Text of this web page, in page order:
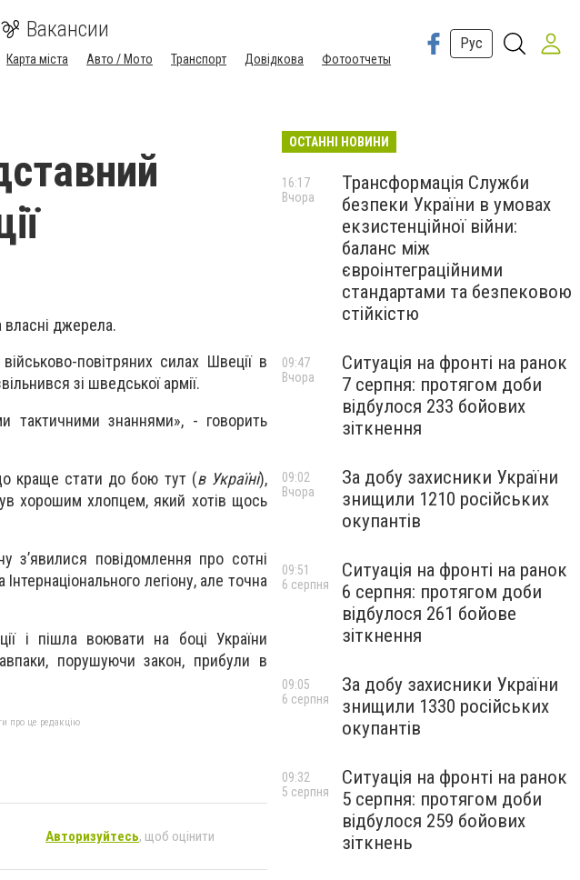
Вакансии
Карта міста Авто / Мото Транспорт Довідкова Фотоотчеты
Рус
джерела.
повітряних силах Швеції в
зі шведської армії.
тактичними знаннями», - говорить
краще стати до бою тут (в Україні),
хорошим хлопцем, який хотів щось
з’явилися повідомлення про сотні
легіону, але точна
і пішла воювати на боці України
порушуючи закон, прибули в
про це редакцію
Авторизуйтесь, щоб оцінити
ОСТАННІ НОВИНИ
Трансформація Служби
безпеки України в умовах
екзистенційної війни:
баланс між
євроінтеграційними
стандартами та безпековою
стійкістю
16:17
Вчора
Ситуація на фронті на ранок
7 серпня: протягом доби
відбулося 233 бойових
зіткнення
09:47
Вчора
За добу захисники України
знищили 1210 російських
окупантів
09:02
Вчора
Ситуація на фронті на ранок
6 серпня: протягом доби
відбулося 261 бойове
зіткнення
09:51
6 серпня
За добу захисники України
знищили 1330 російських
окупантів
09:05
6 серпня
Ситуація на фронті на ранок
5 серпня: протягом доби
відбулося 259 бойових
зіткнень
09:32
5 серпня